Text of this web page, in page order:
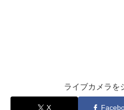
ライブカメラを
X